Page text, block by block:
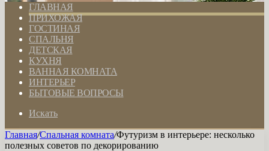
ГЛАВНАЯ
ПРИХОЖАЯ
ГОСТИНАЯ
СПАЛЬНЯ
ДЕТСКАЯ
КУХНЯ
ВАННАЯ КОМНАТА
ИНТЕРЬЕР
БЫТОВЫЕ ВОПРОСЫ
Искать
Главная/Спальная комната/Футуризм в интерьере: несколько
полезных советов по декорированию